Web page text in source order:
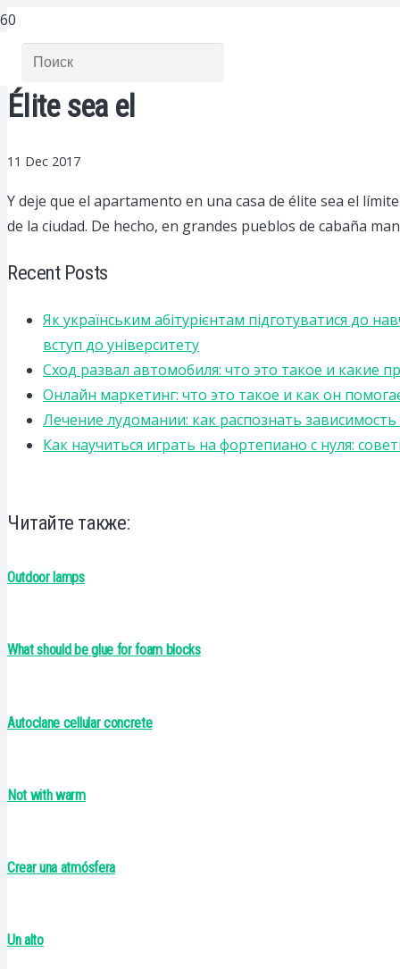
Élite sea el
11 Dec 2017
Y deje que el apartamento en una casa de élite sea el
de la ciudad. De hecho, en grandes pueblos de cabaña
Recent Posts
Як українським абітурієнтам підготуватися до
вступ до університету
Сход развал автомобиля: что это такое и какие
Онлайн маркетинг: что это такое и как он
Лечение лудомании: как распознать
Как научиться играть на фортепиано с нуля:
Читайте также:
Outdoor lamps
What should be glue for foam blocks
Autoclane cellular concrete
Not with warm
Crear una atmósfera
Un alto